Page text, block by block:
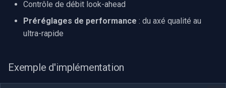
Mercusys
Contrôle de débit look-ahead
Préréglages de performance : du axé qualité au
ultra-rapide
Exemple d'implémentation